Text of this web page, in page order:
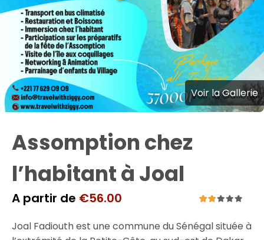
Voir la Gallerie
Assomption chez
l’habitant à Joal
A partir de €56.00
out
Joal Fadiouth est une commune du Sénégal située à